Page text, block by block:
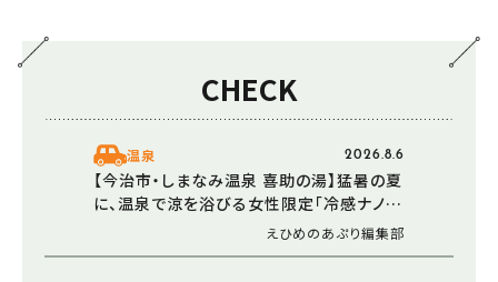
CHECK
温泉 2026.8.6
【今治市・しまなみ温泉 喜助の湯】猛暑の夏
に、温泉で涼を浴びる女性限定「冷感ナノミ
えひめのあぷり編集部